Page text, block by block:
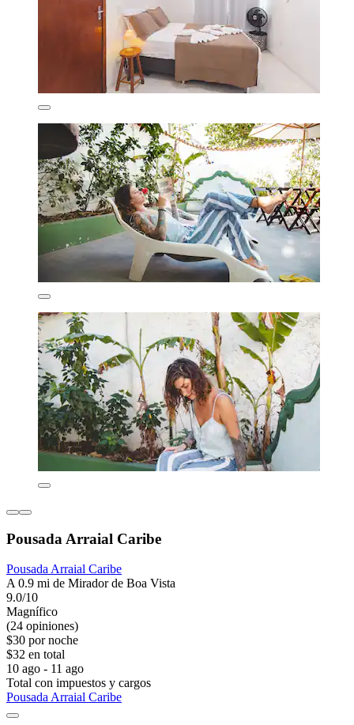
Pousada Arraial Caribe
Pousada Arraial Caribe
A 0.9 mi de Mirador de Boa Vista
9.0/10
Magnífico
(24 opiniones)
$30 por noche
$32 en total
10 ago - 11 ago
Total con impuestos y cargos
Pousada Arraial Caribe